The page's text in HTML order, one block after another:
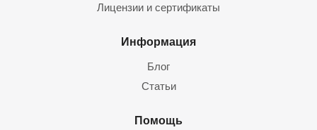
Лицензии и сертификаты
Информация
Блог
Статьи
Помощь